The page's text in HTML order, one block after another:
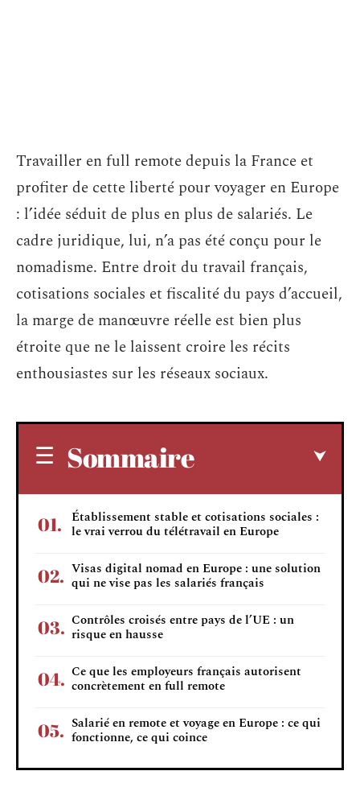
Travailler en full remote depuis la France et
profiter de cette liberté pour voyager en Europe
: l’idée séduit de plus en plus de salariés. Le
cadre juridique, lui, n’a pas été conçu pour le
nomadisme. Entre droit du travail français,
cotisations sociales et fiscalité du pays d’accueil,
la marge de manœuvre réelle est bien plus
étroite que ne le laissent croire les récits
enthousiastes sur les réseaux sociaux.
Sommaire
Établissement stable et cotisations sociales :
le vrai verrou du télétravail en Europe
Visas digital nomad en Europe : une solution
qui ne vise pas les salariés français
Contrôles croisés entre pays de l’UE : un
risque en hausse
Ce que les employeurs français autorisent
concrètement en full remote
Salarié en remote et voyage en Europe : ce qui
fonctionne, ce qui coince